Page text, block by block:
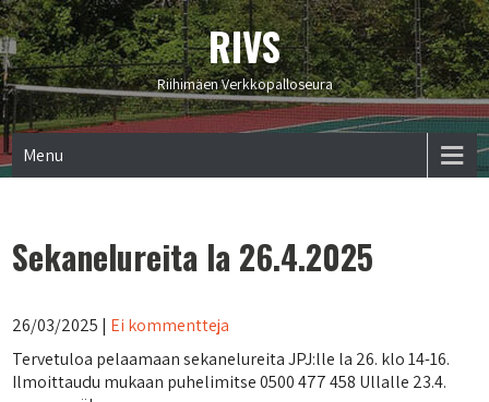
RIVS
Riihimäen Verkkopalloseura
Menu
Sekanelureita la 26.4.2025
26/03/2025 | Ei kommentteja
Tervetuloa pelaamaan sekanelureita JPJ:lle la 26. klo 14-16.
Ilmoittaudu mukaan puhelimitse 0500 477 458 Ullalle 23.4.